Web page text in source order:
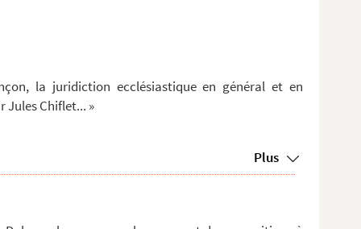
la juridiction ecclésiastique en général et en
Jules Chiflet... »
Plus